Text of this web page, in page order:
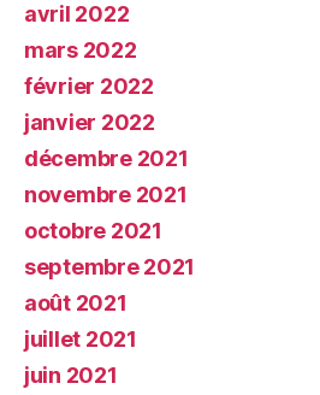
avril 2022
mars 2022
février 2022
janvier 2022
décembre 2021
novembre 2021
octobre 2021
septembre 2021
août 2021
juillet 2021
juin 2021